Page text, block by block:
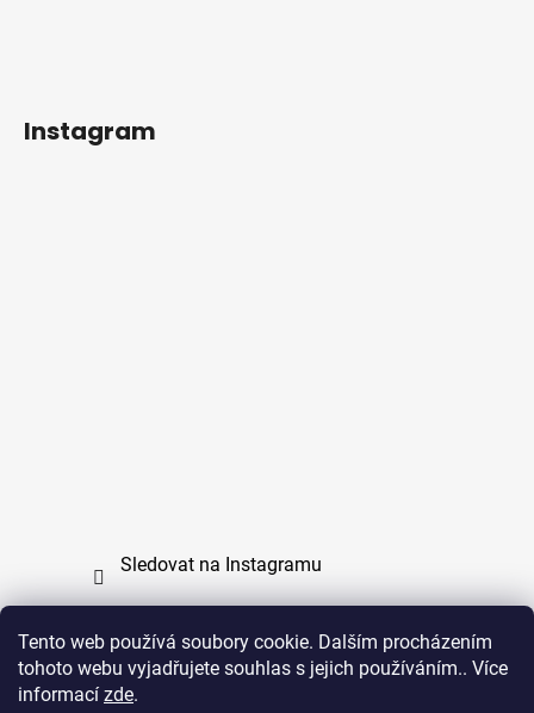
Tento web používá soubory cookie. Dalším procházením
tohoto webu vyjadřujete souhlas s jejich používáním.. Více
informací zde.
Instagram
Sledovat na Instagramu